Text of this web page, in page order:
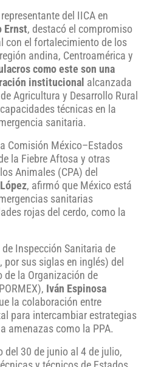
del IICA en
Ernst, destacó el compromiso
con el fortalecimiento de los
andina, Centroamérica y
como este son una
institucional alcanzada
Agricultura y Desarrollo Rural
técnicas en la
sanitaria.
Comisión México–Estados
la Fiebre Aftosa y otras
Animales (CPA) del
, afirmó que México está
sanitarias
rojas del cerdo, como la
de Inspección Sanitaria de
sus siglas en inglés) del
de la Organización de
Iván Espinosa
la colaboración entre
para intercambiar estrategias
amenazas como la PPA.
del 30 de junio al 4 de julio,